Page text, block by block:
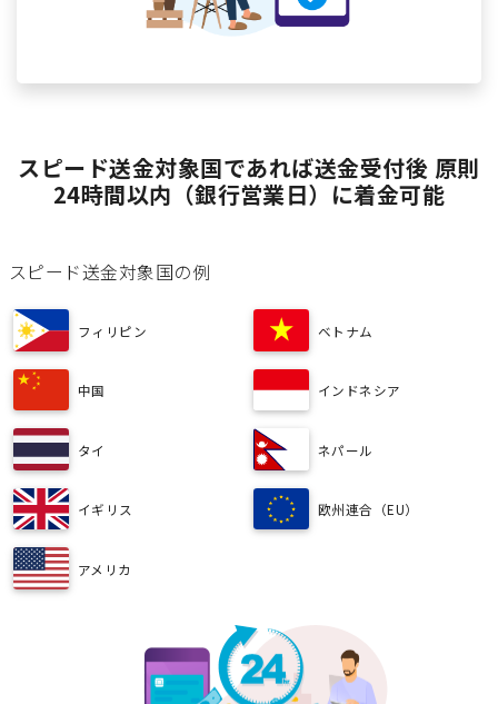
スピード送金対象国であれば送金受付後 原則
24時間以内（銀行営業日）に着金可能
スピード送金対象国の例
フィリピン ベトナム
中国 インドネシア
タイ ネパール
イギリス 欧州連合（EU）
アメリカ